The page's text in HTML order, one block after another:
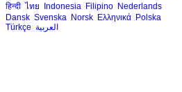
हिन्दी ไทย Indonesia Filipino Nederlands
Dansk Svenska Norsk Ελληνικά Polska
Türkçe العربية